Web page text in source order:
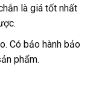
là giá tốt nhất
Có bảo hành bảo
phẩm.